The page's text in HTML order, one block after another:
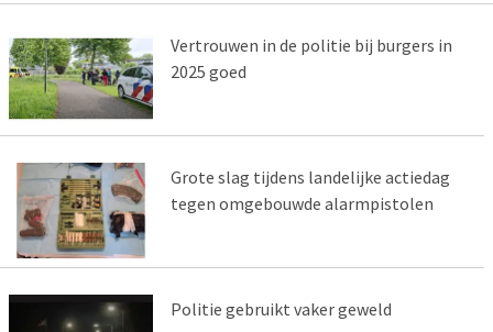
Vertrouwen in de politie bij burgers in
2025 goed
Grote slag tijdens landelijke actiedag
tegen omgebouwde alarmpistolen
Politie gebruikt vaker geweld